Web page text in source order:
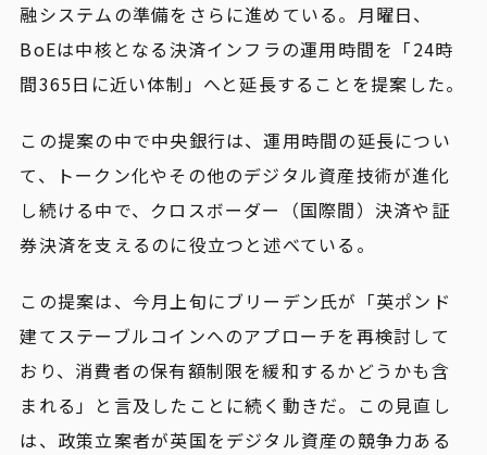
融システムの準備をさらに進めている。月曜日、
BoEは中核となる決済インフラの運用時間を「24時
間365日に近い体制」へと延長することを提案した。
この提案の中で中央銀行は、運用時間の延長につい
て、トークン化やその他のデジタル資産技術が進化
し続ける中で、クロスボーダー（国際間）決済や証
券決済を支えるのに役立つと述べている。
この提案は、今月上旬にブリーデン氏が「英ポンド
建てステーブルコインへのアプローチを再検討して
おり、消費者の保有額制限を緩和するかどうかも含
まれる」と言及したことに続く動きだ。この見直し
は、政策立案者が英国をデジタル資産の競争力ある